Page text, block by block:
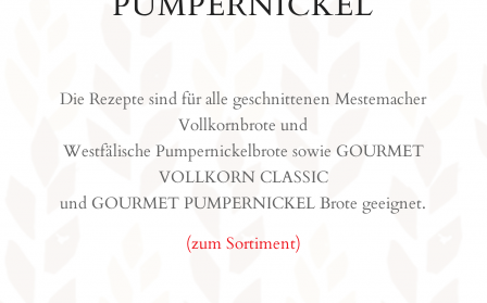
Die Rezepte sind für alle geschnittenen Mestemacher
Vollkornbrote und
Westfälische Pumpernickelbrote sowie GOURMET
VOLLKORN CLASSIC
und GOURMET PUMPERNICKEL Brote geeignet.
(zum Sortiment)